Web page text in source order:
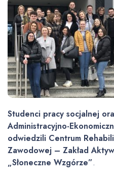
Studenci pracy socjalnej
Administracyjno-
odwiedzili Centrum
Zawodowej – Zakład
„Słoneczne Wzgórze”.